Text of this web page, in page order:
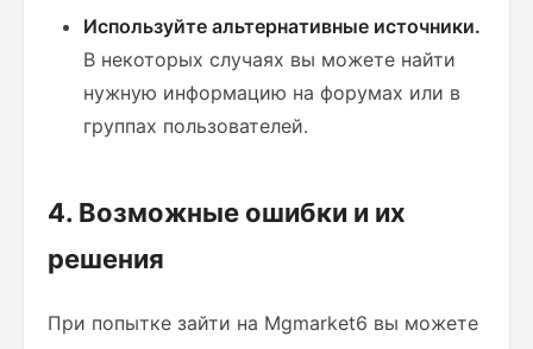
Используйте альтернативные источники.
В некоторых случаях вы можете найти
нужную информацию на форумах или в
группах пользователей.
4. Возможные ошибки и их
решения
При попытке зайти на Mgmarket6 вы можете